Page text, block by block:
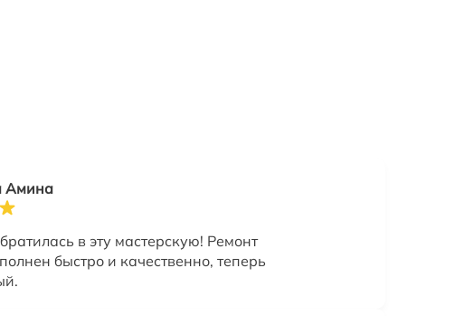
Амина
в эту мастерскую! Ремонт
быстро и качественно, теперь